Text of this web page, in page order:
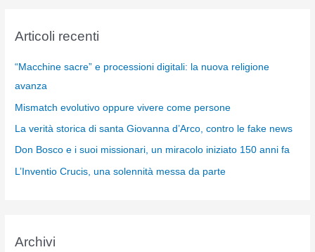
Articoli recenti
“Macchine sacre” e processioni digitali: la nuova religione
avanza
Mismatch evolutivo oppure vivere come persone
La verità storica di santa Giovanna d’Arco, contro le fake news
Don Bosco e i suoi missionari, un miracolo iniziato 150 anni fa
L’Inventio Crucis, una solennità messa da parte
Archivi